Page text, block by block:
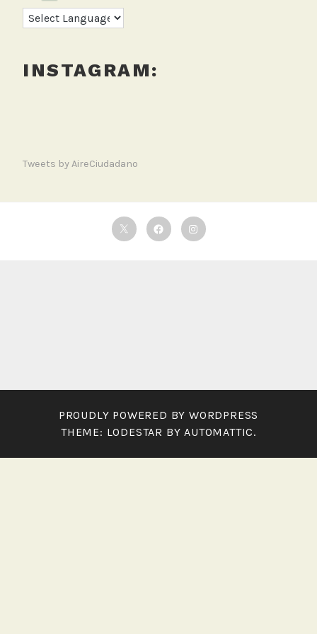
l
INSTAGRAM:
Tweets by AireCiudadano
TwitterFacebookInstagram
PROUDLY POWERED BY WORDPRESS
THEME: LODESTAR BY AUTOMATTIC.